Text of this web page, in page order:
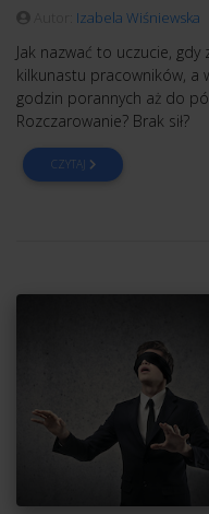
Izabela Wiśniewska
Jak nazwać to uczucie,
kilkunastu pracowników, a
godzin porannych aż do
Rozczarowanie? Brak sił?
CZYTAJ